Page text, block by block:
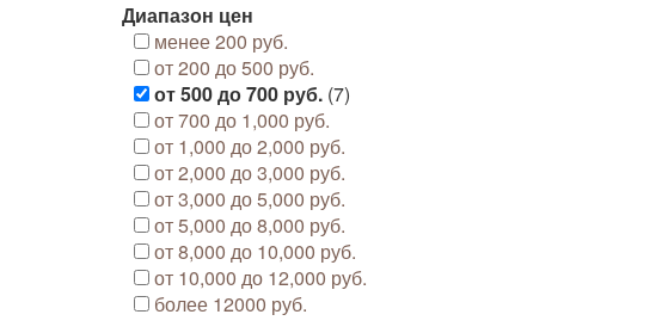
Диапазон цен
менее 200 руб.
от 200 до 500 руб.
от 500 до 700 руб. (7)
от 700 до 1,000 руб.
от 1,000 до 2,000 руб.
от 2,000 до 3,000 руб.
от 3,000 до 5,000 руб.
от 5,000 до 8,000 руб.
от 8,000 до 10,000 руб.
от 10,000 до 12,000 руб.
более 12000 руб.